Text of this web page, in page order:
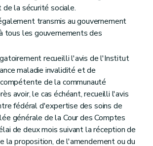
la sécurité sociale.
transmis au gouvernement
tous les gouvernements des
recueilli l'avis de l'Institut
maladie invalidité et de
de la communauté
avoir, le cas échéant, recueilli l'avis
fédéral d'expertise des soins de
générale de la Cour des Comptes
de deux mois suivant la réception de
la proposition, de l'amendement ou du